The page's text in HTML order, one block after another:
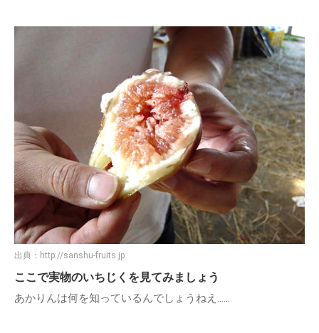
出典： http://sanshu-fruits.jp
ここで実物のいちじくを見てみましょう
あかりんは何を知っているんでしょうねえ……